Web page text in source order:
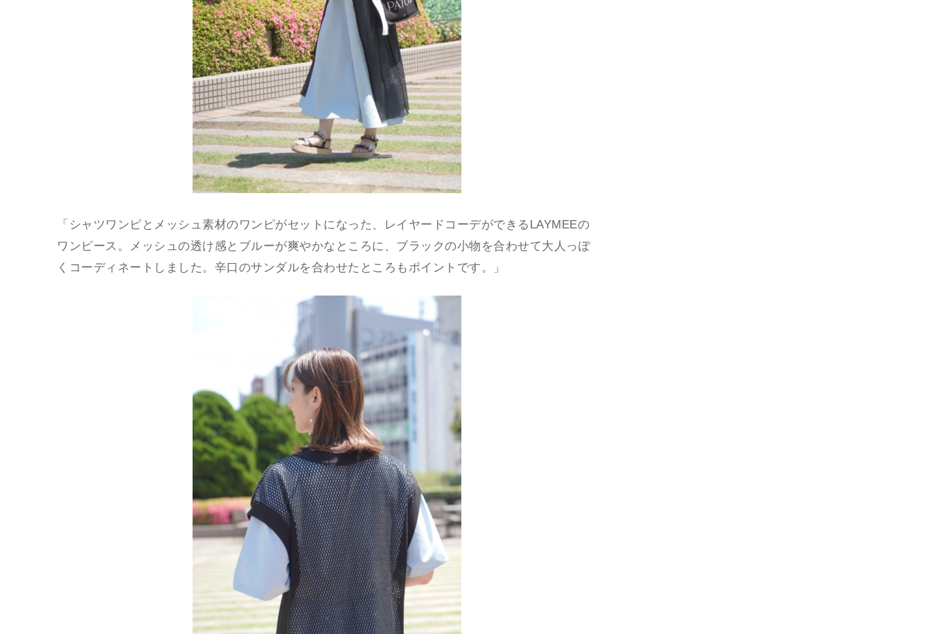
「シャツワンピとメッシュ素材のワンピがセットになった、レイヤードコーデができるLAYMEEの
ワンピース。メッシュの透け感とブルーが爽やかなところに、ブラックの小物を合わせて大人っぽ
くコーディネートしました。辛口のサンダルを合わせたところもポイントです。」